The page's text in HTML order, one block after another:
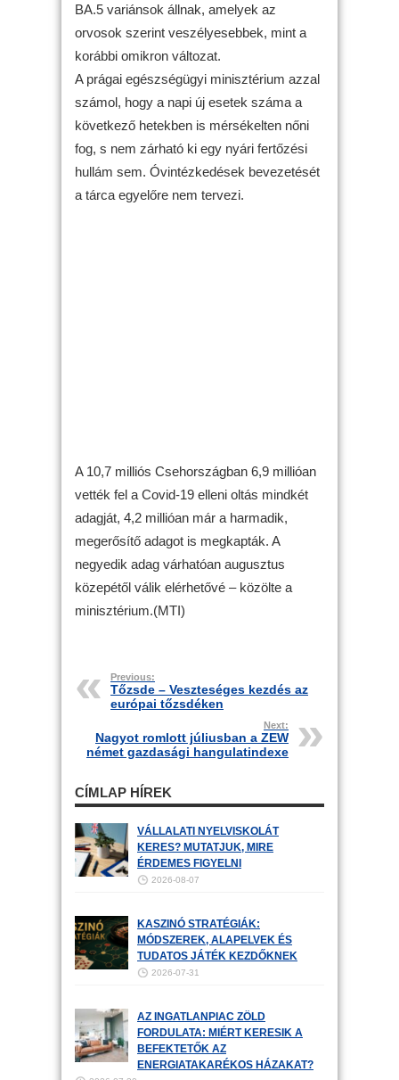
BA.5 variánsok állnak, amelyek az
orvosok szerint veszélyesebbek, mint a
korábbi omikron változat.
A prágai egészségügyi minisztérium azzal
számol, hogy a napi új esetek száma a
következő hetekben is mérsékelten nőni
fog, s nem zárható ki egy nyári fertőzési
hullám sem. Óvintézkedések bevezetését
a tárca egyelőre nem tervezi.
A 10,7 milliós Csehországban 6,9 millióan
vették fel a Covid-19 elleni oltás mindkét
adagját, 4,2 millióan már a harmadik,
megerősítő adagot is megkapták. A
negyedik adag várhatóan augusztus
közepétől válik elérhetővé – közölte a
minisztérium.(MTI)
Previous:
Tőzsde – Veszteséges kezdés az
európai tőzsdéken
Next:
Nagyot romlott júliusban a ZEW
német gazdasági hangulatindexe
CÍMLAP HÍREK
VÁLLALATI NYELVISKOLÁT
KERES? MUTATJUK, MIRE
ÉRDEMES FIGYELNI
2026-08-07
KASZINÓ STRATÉGIÁK:
MÓDSZEREK, ALAPELVEK ÉS
TUDATOS JÁTÉK KEZDŐKNEK
2026-07-31
AZ INGATLANPIAC ZÖLD
FORDULATA: MIÉRT KERESIK A
BEFEKTETŐK AZ
ENERGIATAKARÉKOS HÁZAKAT?